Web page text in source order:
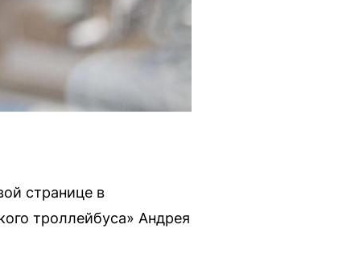
странице в
троллейбуса» Андрея